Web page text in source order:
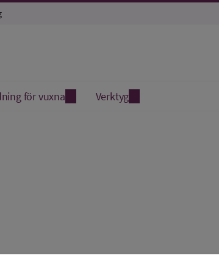
för vuxna Verktyg